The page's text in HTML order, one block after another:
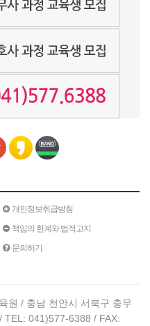
개인정보취급방침
책임의 한계와 법적고지
문의하기
원 / 충남 천안시 서북구 충무
TEL: 041)577-6388 / FAX: